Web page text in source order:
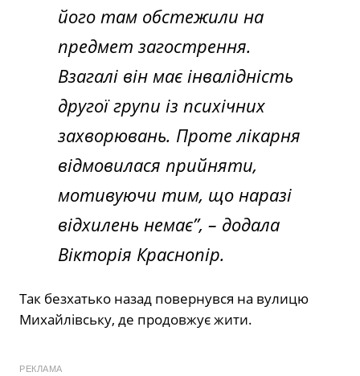
його там обстежили на
предмет загострення.
Взагалі він має інвалідність
другої групи із психічних
захворювань. Проте лікарня
відмовилася прийняти,
мотивуючи тим, що наразі
відхилень немає”, – додала
Вікторія Краснопір.
Так безхатько назад повернувся на вулицю
Михайлівську, де продовжує жити.
РЕКЛАМА